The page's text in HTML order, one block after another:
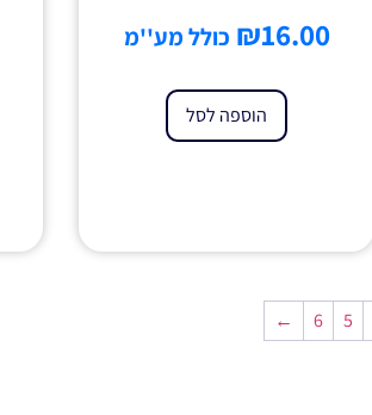
₪16.00 כולל מע''מ
הוספה לסל
5
6
←